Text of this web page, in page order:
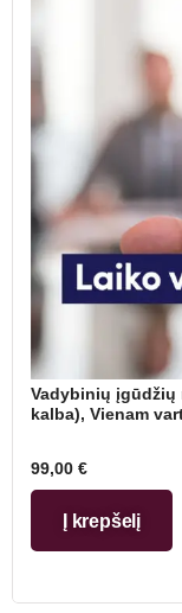
Vadybinių įgūdžių
kalba), Vienam
99,00 €
Į krepšelį